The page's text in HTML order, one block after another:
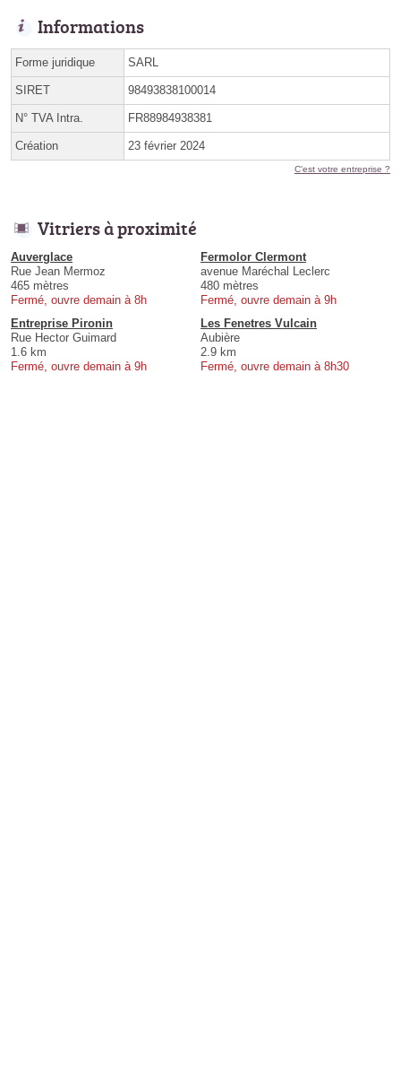
Informations
Forme juridique SARL
SIRET 98493838100014
N° TVA Intra. FR88984938381
Création 23 février 2024
C'est votre entreprise ?
Vitriers à proximité
Auverglace
Rue Jean Mermoz
465 mètres
Fermé, ouvre demain à 8h
Fermolor Clermont
avenue Maréchal Leclerc
480 mètres
Fermé, ouvre demain à 9h
Entreprise Pironin
Rue Hector Guimard
1.6 km
Fermé, ouvre demain à 9h
Les Fenetres Vulcain
Aubière
2.9 km
Fermé, ouvre demain à 8h30